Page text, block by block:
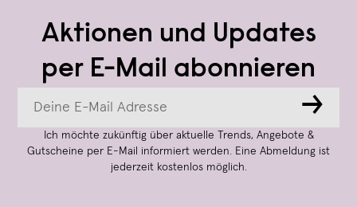
Aktionen und Updates
per E-Mail abonnieren
→
Ich möchte zukünftig über aktuelle Trends, Angebote &
Gutscheine per E-Mail informiert werden. Eine Abmeldung ist
jederzeit kostenlos möglich.